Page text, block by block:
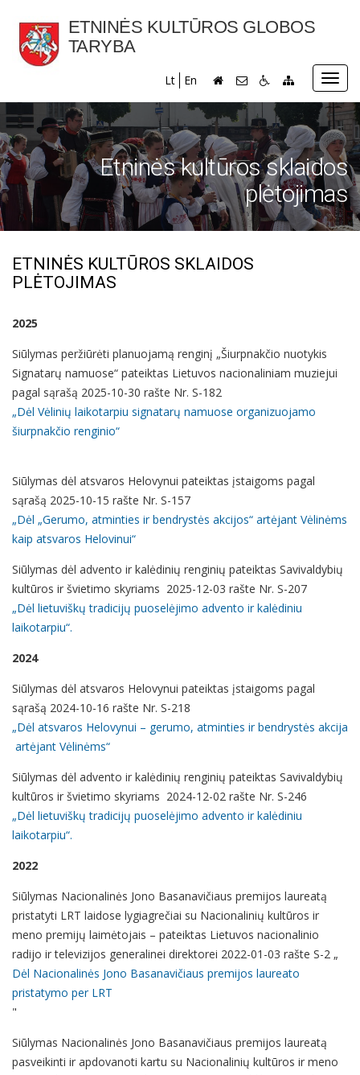
ETNINĖS KULTŪROS GLOBOS
TARYBA
Lt En
Etninės kultūros sklaidos
plėtojimas
ETNINĖS KULTŪROS SKLAIDOS
PLĖTOJIMAS
2025
Siūlymas peržiūrėti planuojamą renginį „Šiurpnakčio nuotykis
Signatarų namuose“ pateiktas Lietuvos nacionaliniam muziejui
pagal sąrašą 2025-10-30 rašte Nr. S-182
„Dėl Vėlinių laikotarpiu signatarų namuose organizuojamo
šiurpnakčio renginio“
Siūlymas dėl atsvaros Helovynui pateiktas įstaigoms pagal
sąrašą 2025-10-15 rašte Nr. S-157
„Dėl „Gerumo, atminties ir bendrystės akcijos“ artėjant Vėlinėms
kaip atsvaros Helovinui“
Siūlymas dėl advento ir kalėdinių renginių pateiktas Savivaldybių
kultūros ir švietimo skyriams 2025-12-03 rašte Nr. S-207
„Dėl lietuviškų tradicijų puoselėjimo advento ir kalėdiniu
laikotarpiu“.
2024
Siūlymas dėl atsvaros Helovynui pateiktas įstaigoms pagal
sąrašą 2024-10-16 rašte Nr. S-218
„Dėl atsvaros Helovynui – gerumo, atminties ir bendrystės akcija
artėjant Vėlinėms“
Siūlymas dėl advento ir kalėdinių renginių pateiktas Savivaldybių
kultūros ir švietimo skyriams 2024-12-02 rašte Nr. S-246
„Dėl lietuviškų tradicijų puoselėjimo advento ir kalėdiniu
laikotarpiu“.
2022
Siūlymas Nacionalinės Jono Basanavičiaus premijos laureatą
pristatyti LRT laidose lygiagrečiai su Nacionalinių kultūros ir
meno premijų laimėtojais – pateiktas Lietuvos nacionalinio
radijo ir televizijos generalinei direktorei 2022-01-03 rašte S-2 „
Dėl Nacionalinės Jono Basanavičiaus premijos laureato
pristatymo per LRT
"
Siūlymas Nacionalinės Jono Basanavičiaus premijos laureatą
pasveikinti ir apdovanoti kartu su Nacionalinių kultūros ir meno